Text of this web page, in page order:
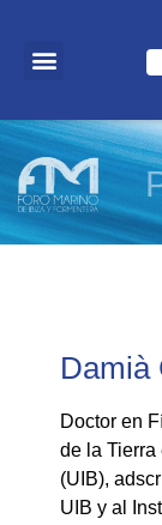
Damià
Doctor en
de la
(UIB),
UIB y al